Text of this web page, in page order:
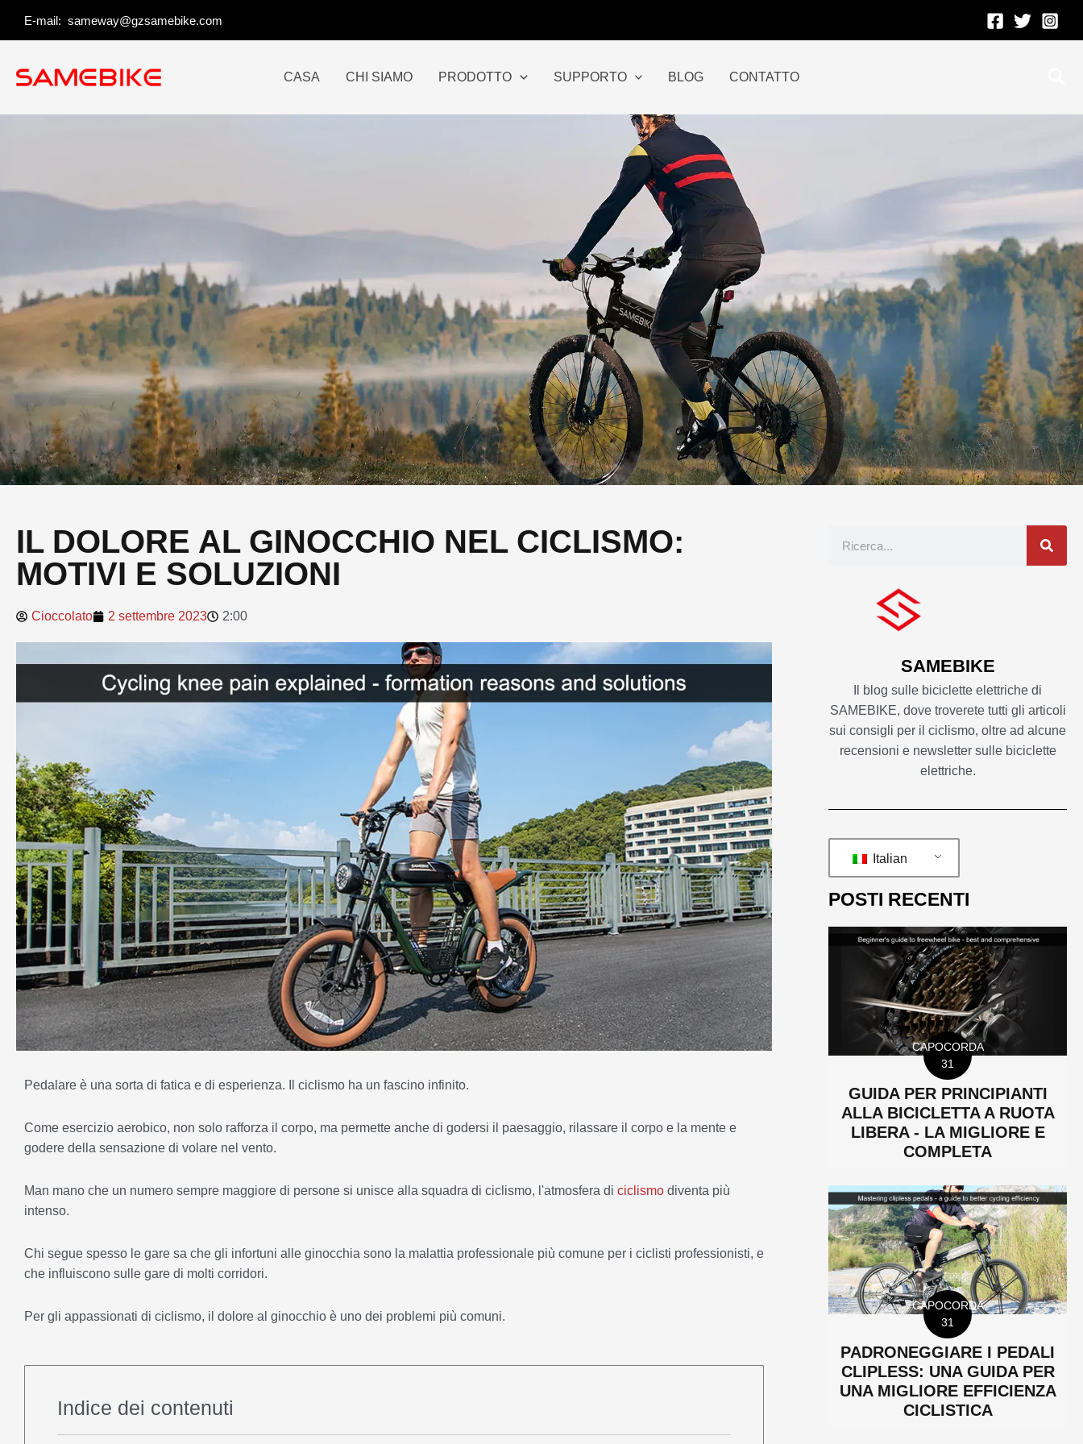
E-mail: sameway@gzsamebike.com
CASA CHI SIAMO PRODOTTO SUPPORTO BLOG CONTATTO
IL DOLORE AL GINOCCHIO NEL CICLISMO:
MOTIVI E SOLUZIONI
Cioccolato 2 settembre 2023 2:00
Pedalare è una sorta di fatica e di esperienza. Il ciclismo ha un fascino infinito.
Come esercizio aerobico, non solo rafforza il corpo, ma permette anche di godersi il paesaggio, rilassare il corpo e la mente e
godere della sensazione di volare nel vento.
Man mano che un numero sempre maggiore di persone si unisce alla squadra di ciclismo, l'atmosfera di ciclismo diventa più
intenso.
Chi segue spesso le gare sa che gli infortuni alle ginocchia sono la malattia professionale più comune per i ciclisti professionisti, e
che influiscono sulle gare di molti corridori.
Per gli appassionati di ciclismo, il dolore al ginocchio è uno dei problemi più comuni.
Indice dei contenuti
SAMEBIKE
Il blog sulle biciclette elettriche di
SAMEBIKE, dove troverete tutti gli articoli
sui consigli per il ciclismo, oltre ad alcune
recensioni e newsletter sulle biciclette
elettriche.
Italian
POSTI RECENTI
CAPOCORDA
31
GUIDA PER PRINCIPIANTI
ALLA BICICLETTA A RUOTA
LIBERA - LA MIGLIORE E
COMPLETA
CAPOCORDA
31
PADRONEGGIARE I PEDALI
CLIPLESS: UNA GUIDA PER
UNA MIGLIORE EFFICIENZA
CICLISTICA